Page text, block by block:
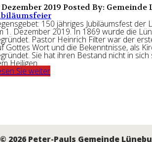
2019 Posted By:
150 jähriges Jubiläumsfest der
1. Dezember 2019. In 1869 wurde die
Pastor Heinrich Filter war der
Gottes Wort und die Bekenntnisse, als
Sie hat ihren Bestand nicht in
Heiligen...
Sie weiter
© 2026 Peter-Pauls Gemeinde